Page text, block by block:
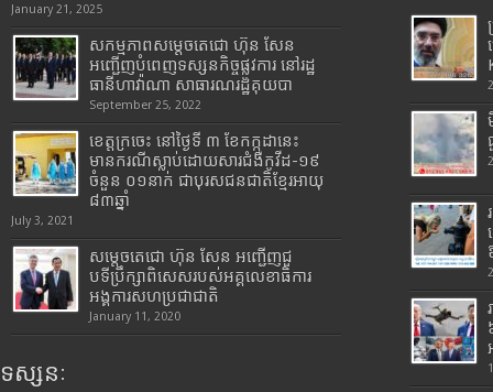
January 21, 2025
សកម្មភាពសម្តេចតេជោ ហ៊ុន សែន
អញ្ជើញបំពេញទស្សនកិច្ចផ្លូវការ នៅរដ្ឋ
ធានីហាវ៉ាណា សាធារណរដ្ឋគុយបា
September 25, 2022
ខេត្តក្រចេះ នៅថ្ងៃទី ៣ ខែកក្កដានេះ
មានករណីស្លាប់ដោយសារជំងឺកូវីដ-១៩
ចំនួន ០១នាក់ ជាបុរសជនជាតិខ្មែរអាយុ
៨៣ឆ្នាំ
July 3, 2021
សម្តេចតេជោ ហ៊ុន សែន អញ្ជើញជួ
បទីប្រឹក្សាពិសេសរបស់អគ្គលេខាធិការ
អង្គការសហប្រជាជាតិ
January 11, 2020
ទស្សនៈ